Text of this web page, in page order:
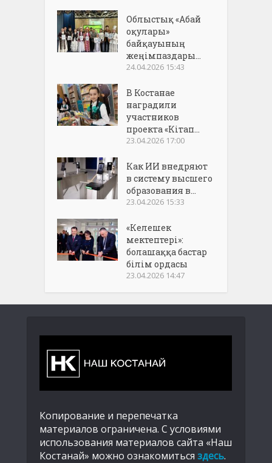
Облыстық «Абай
оқулары»
байқауының
жеңімпаздары...
24.04.2026 15:43
В Костанае
наградили
участников
проекта «Кітап...
23.04.2026 17:00
Как ИИ внедряют
в систему высшего
образования в...
23.04.2026 15:33
«Келешек
мектептері»:
болашаққа бастар
білім ордасы
23.04.2026 14:47
Копирование и перепечатка
материалов ограничена. С условиями
использования материалов сайта «Наш
Костанай» можно ознакомиться здесь.